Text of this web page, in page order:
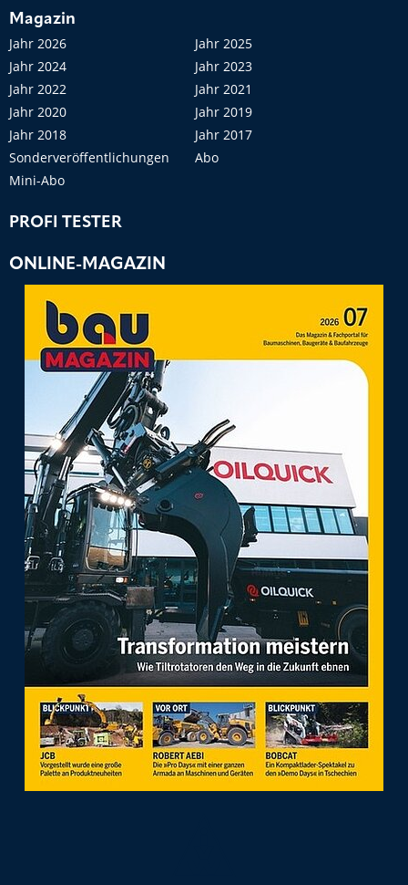
Magazin
Jahr 2026
Jahr 2025
Jahr 2024
Jahr 2023
Jahr 2022
Jahr 2021
Jahr 2020
Jahr 2019
Jahr 2018
Jahr 2017
Sonderveröffentlichungen
Abo
Mini-Abo
PROFI TESTER
ONLINE-MAGAZIN